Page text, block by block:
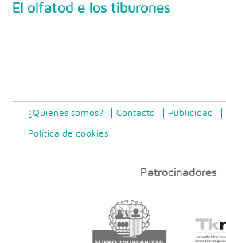
El olfatod e los tiburones
¿Quiénes somos? Contacto Publicidad
Política de cookies
Patrocinadores